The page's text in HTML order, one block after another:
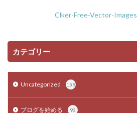
Clker-Free-Vector-Images
カテゴリー
Uncategorized 159
ブログを始める 93